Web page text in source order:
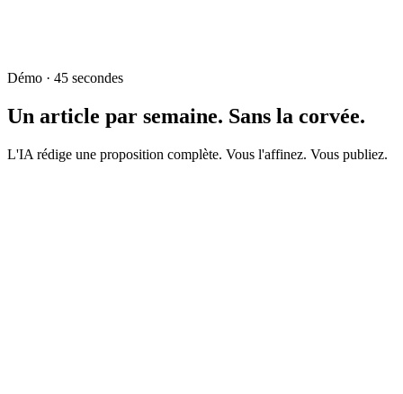
Démo · 45 secondes
Un article par semaine. Sans la corvée.
L'IA rédige une proposition complète. Vous l'affinez. Vous publiez.